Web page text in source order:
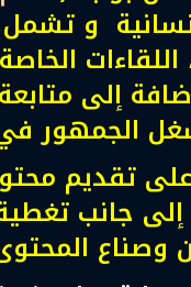
و
اللقاءات
إلى
الجمهور في
تقديم
إلى جانب
وصناع